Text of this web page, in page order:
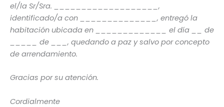
el/la Sr/Sra. ___________________,
identificado/a con ______________, entregó la
habitación ubicada en _____________ el día __ de
_____ de ___, quedando a paz y salvo por concepto
de arrendamiento.
Gracias por su atención.
Cordialmente